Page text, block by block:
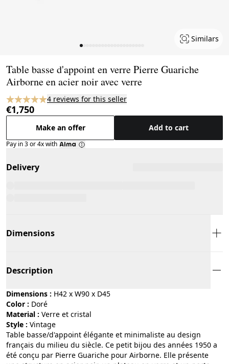
Similars
Table basse d'appoint en verre Pierre Guariche
Airborne en acier noir avec verre
4 reviews for this seller
€1,750
Make an offer Add to cart
Pay in 3 or 4x with
Delivery
Dimensions
Description
Dimensions : H42 x W90 x D45
Color :
doré
Material :
verre et cristal
Style :
vintage
Table basse/d'appoint élégante et minimaliste au design
français du milieu du siècle. Ce petit bijou des années 1950 a
été conçu par Pierre Guariche pour Airborne. Elle présente